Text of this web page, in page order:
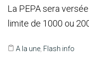
La PEPA sera
limite de 1000 ou
A la une Flash info